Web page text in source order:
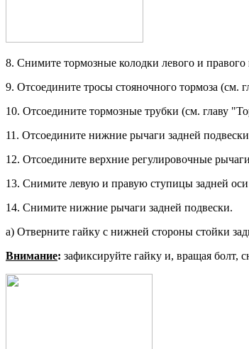
8. Снимите тормозные колодки левого и правого
9. Отсоедините тросы стояночного тор­моза (см.
10. Отсоедините тормозные трубки (см. главу
11. Отсоедините нижние рычаги зад­ней
12. Отсоедините верхние регулиро­вочные
13. Снимите левую и правую ступицы задней
14. Снимите нижние рычаги задней подвески.
а) Отверните гайку с нижней сторо­ны стойки
Внимание: зафиксируйте гайку и, вращая болт,